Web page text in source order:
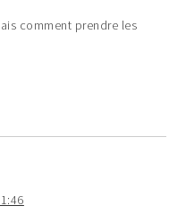
comment prendre les